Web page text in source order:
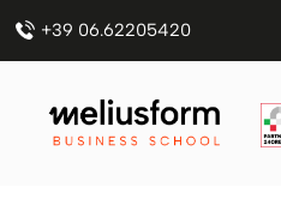
+39 06.62205420